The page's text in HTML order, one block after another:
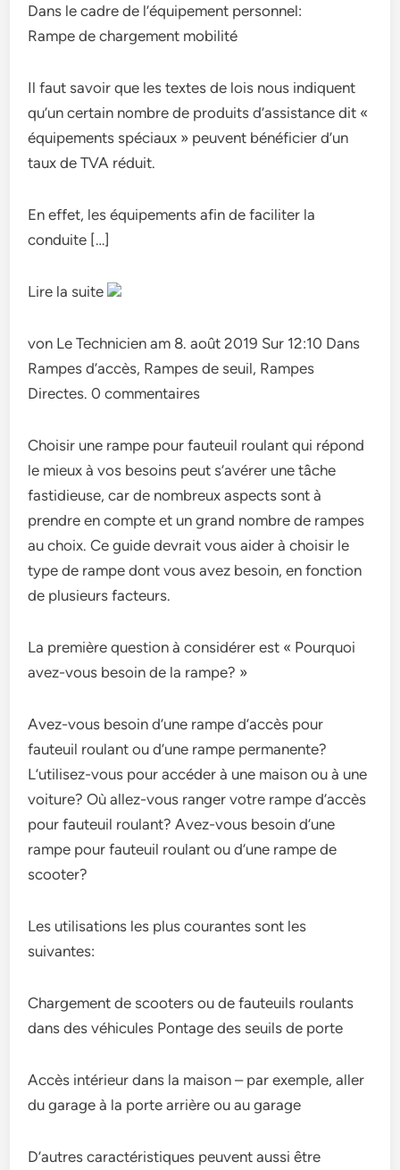
Dans le cadre de l’équipement personnel:
Rampe de chargement mobilité
Il faut savoir que les textes de lois nous indiquent
qu’un certain nombre de produits d’assistance dit «
équipements spéciaux » peuvent bénéficier d’un
taux de TVA réduit.
En effet, les équipements afin de faciliter la
conduite […]
Lire la suite
von Le Technicien am 8. août 2019 Sur 12:10 Dans
Rampes d’accès, Rampes de seuil, Rampes
Directes. 0 commentaires
Choisir une rampe pour fauteuil roulant qui répond
le mieux à vos besoins peut s’avérer une tâche
fastidieuse, car de nombreux aspects sont à
prendre en compte et un grand nombre de rampes
au choix. Ce guide devrait vous aider à choisir le
type de rampe dont vous avez besoin, en fonction
de plusieurs facteurs.
La première question à considérer est « Pourquoi
avez-vous besoin de la rampe? »
Avez-vous besoin d’une rampe d’accès pour
fauteuil roulant ou d’une rampe permanente?
L’utilisez-vous pour accéder à une maison ou à une
voiture? Où allez-vous ranger votre rampe d’accès
pour fauteuil roulant? Avez-vous besoin d’une
rampe pour fauteuil roulant ou d’une rampe de
scooter?
Les utilisations les plus courantes sont les
suivantes:
Chargement de scooters ou de fauteuils roulants
dans des véhicules Pontage des seuils de porte
Accès intérieur dans la maison – par exemple, aller
du garage à la porte arrière ou au garage
D’autres caractéristiques peuvent aussi être